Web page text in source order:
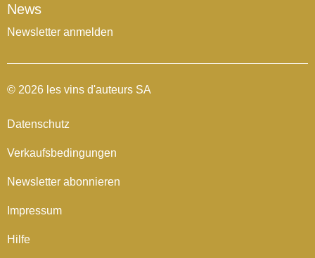
News
Newsletter anmelden
© 2026 les vins d'auteurs SA
Datenschutz
Verkaufsbedingungen
Newsletter abonnieren
Impressum
Hilfe